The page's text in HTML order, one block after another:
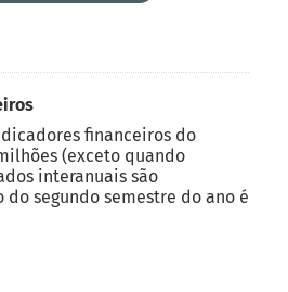
financeiros do
(exceto quando
interanuais são
segundo semestre do ano é